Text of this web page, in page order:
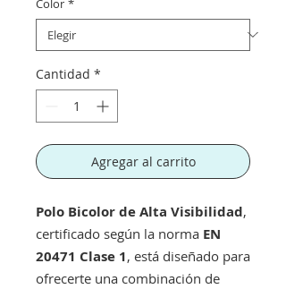
Color *
Cantidad *
Agregar al carrito
Polo Bicolor de Alta Visibilidad,
certificado según la norma EN
20471 Clase 1, está diseñado para
ofrecerte una combinación de